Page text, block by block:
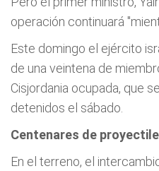
operación continuará
Este domingo el ejército
de una veintena de
Cisjordania ocupada, que
detenidos el sábado.
Centenares de
En el terreno, el